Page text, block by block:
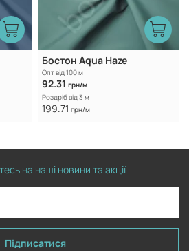
Бостон Aqua Haze
Опт від 100 м
92.31 грн/м
Роздріб від 3 м
199.71 грн/м
на наші новини та акції
Підписатися